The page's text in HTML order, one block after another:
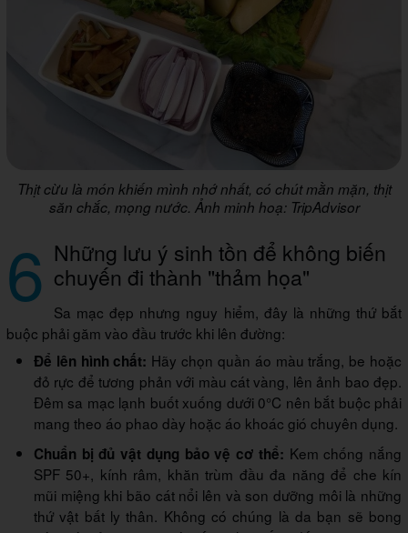
Thịt cừu là món khiến mình nhớ nhất, có chút mằn mặn, thịt
săn chắc, mọng nước. Ảnh minh hoạ: TripAdvisor
6 Những lưu ý sinh tồn để không biến
chuyến đi thành "thảm họa"
Sa mạc đẹp nhưng nguy hiểm, đây là những thứ bắt
buộc phải găm vào đầu trước khi lên đường:
Để lên hình chất: Hãy chọn quần áo màu trắng, be hoặc
đỏ rực để tương phản với màu cát vàng, lên ảnh bao đẹp.
Đêm sa mạc lạnh buốt xuống dưới 0°C nên bắt buộc phải
mang theo áo phao dày hoặc áo khoác gió chuyên dụng.
Chuẩn bị đủ vật dụng bảo vệ cơ thể: Kem chống nắng
SPF 50+, kính râm, khăn trùm đầu đa năng để che kín
mũi miệng khi bão cát nổi lên và son dưỡng môi là những
thứ vật bất ly thân. Không có chúng là da bạn sẽ bong